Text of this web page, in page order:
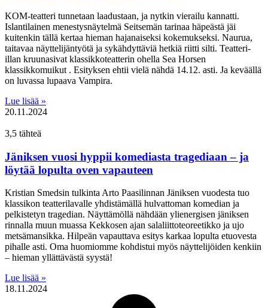
KOM-teatteri tunnetaan laadustaan, ja nytkin vierailu kannatti.
Islantilainen menestysnäytelmä Seitsemän tarinaa häpeästä jäi
kuitenkin tällä kertaa hieman hajanaiseksi kokemukseksi. Naurua,
taitavaa näyttelijäntyötä ja sykähdyttäviä hetkiä riitti silti. Teatteri-
illan kruunasivat klassikkoteatterin ohella Sea Horsen
klassikkomuikut . Esityksen ehtii vielä nähdä 14.12. asti. Ja keväällä
on luvassa lupaava Vampira.
Lue lisää »
20.11.2024
3,5 tähteä
Jäniksen vuosi hyppii komediasta tragediaan – ja
löytää lopulta oven vapauteen
Kristian Smedsin tulkinta Arto Paasilinnan Jäniksen vuodesta tuo
klassikon teatterilavalle yhdistämällä hulvattoman komedian ja
pelkistetyn tragedian. Näyttämöllä nähdään ylienergisen jäniksen
rinnalla muun muassa Kekkosen ajan salaliittoteoreetikko ja ujo
metsämansikka. Hilpeän vapauttava esitys karkaa lopulta etuovesta
pihalle asti. Oma huomiomme kohdistui myös näyttelijöiden kenkiin
– hieman yllättävästä syystä!
Lue lisää »
18.11.2024